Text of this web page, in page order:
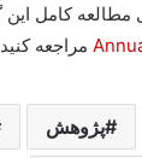
مطالعه کامل
مراجعه
پژوهش